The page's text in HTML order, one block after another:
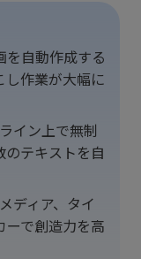
を自動作成する
し作業が大幅に
イン上で無制
テキストを自
ディア、タイ
ーで創造力を高